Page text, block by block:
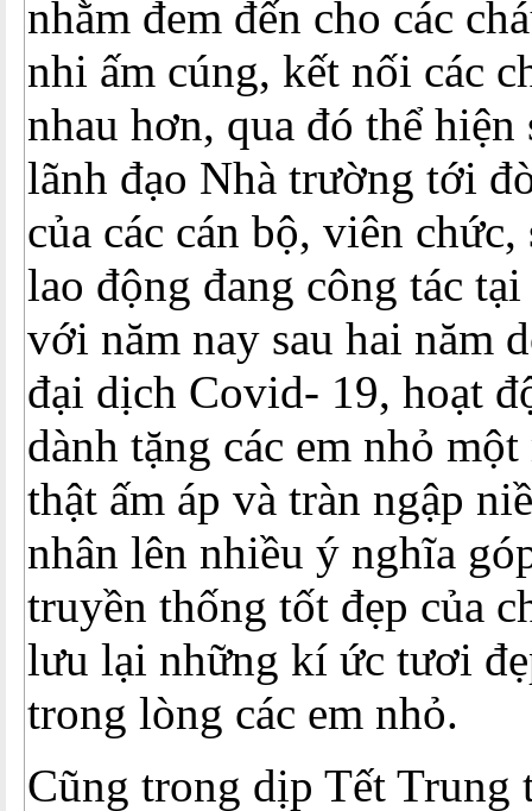
nhằm đem đến cho các
nhi ấm cúng, kết nối các
nhau hơn, qua đó thể hiện
lãnh đạo Nhà trường tới
của các cán bộ, viên
lao động đang công tác
với năm nay sau hai năm
đại dịch Covid- 19, hoạt
dành tặng các em nhỏ
thật ấm áp và tràn ngập
nhân lên nhiều ý nghĩa
truyền thống tốt đẹp của
lưu lại những kí ức tươi
trong lòng các em nhỏ.
Cũng trong dịp Tết Trung